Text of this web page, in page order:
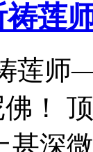
祷莲
莲师
！
甚深